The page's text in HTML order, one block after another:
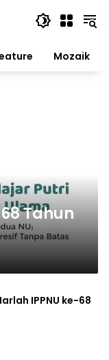
Mozaik
Tahun
IPPNU ke-68